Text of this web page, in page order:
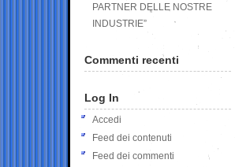
PARTNER DELLE NOSTRE
INDUSTRIE”
Commenti recenti
Log In
Accedi
Feed dei contenuti
Feed dei commenti